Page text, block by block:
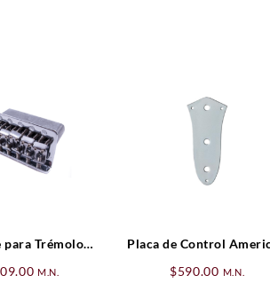
para Trémolo
(’06-
M.N.
Placa de Control
Cromada (3-Orificios)
$590.00 M.N.